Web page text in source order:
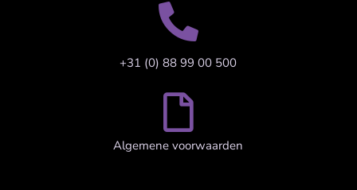

+31 (0) 88 99 00 500

Algemene voorwaarden